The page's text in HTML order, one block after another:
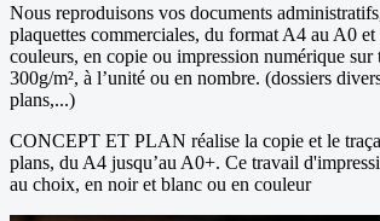
Nous reproduisons vos documents
plaquettes commerciales, du format A4 au A0
couleurs, en copie ou impression numérique sur
300g/m², à l’unité ou en nombre. (dossiers
plans,...)
CONCEPT ET PLAN réalise la copie et le
plans, du A4 jusqu’au A0+. Ce travail
au choix, en noir et blanc ou en couleur